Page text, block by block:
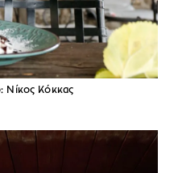
Νίκος Κόκκας